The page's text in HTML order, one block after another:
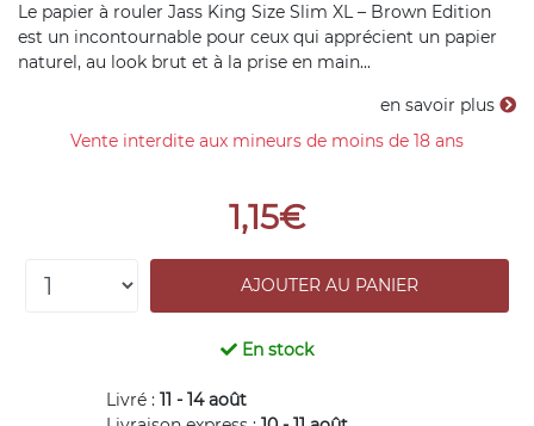
Le papier à rouler Jass King Size Slim XL – Brown Edition
est un incontournable pour ceux qui apprécient un papier
naturel, au look brut et à la prise en main...
en savoir plus
Vente interdite aux mineurs de moins de 18 ans
1,15€
En stock
Livré : 11 - 14 août